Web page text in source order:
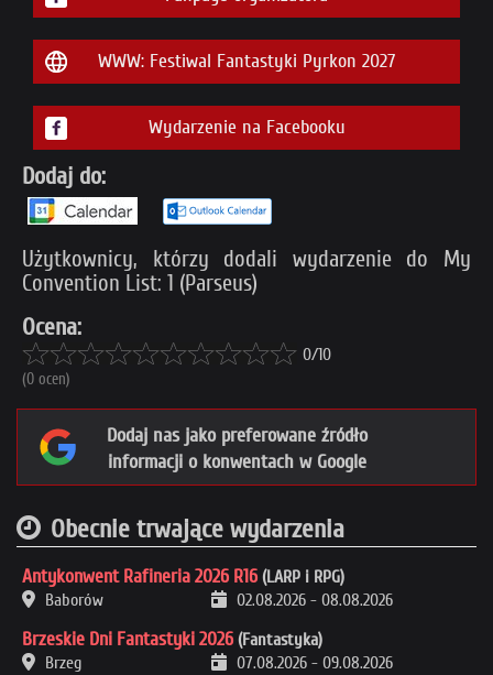
WWW: Festiwal Fantastyki Pyrkon 2027
Wydarzenie na Facebooku
Dodaj do:
Użytkownicy, którzy dodali wydarzenie do My
Convention List: 1 (Parseus)
Ocena:
0/10
(0 ocen)
Dodaj nas jako preferowane źródło
informacji o konwentach w Google
Obecnie trwające wydarzenia
Antykonwent Rafineria 2026 R16 (LARP i RPG)
Baborów
02.08.2026 - 08.08.2026
Brzeskie Dni Fantastyki 2026 (Fantastyka)
Brzeg
07.08.2026 - 09.08.2026